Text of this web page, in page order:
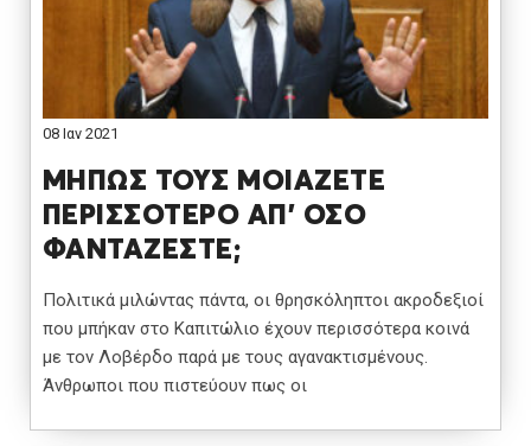
08 Ιαν 2021
ΜΗΠΩΣ ΤΟΥΣ ΜΟΙΑΖΕΤΕ
ΠΕΡΙΣΣΟΤΕΡΟ ΑΠ’ ΟΣΟ
ΦΑΝΤΑΖΕΣΤΕ;
Πολιτικά μιλώντας πάντα, οι θρησκόληπτοι ακροδεξιοί
που μπήκαν στο Καπιτώλιο έχουν περισσότερα κοινά
με τον Λοβέρδο παρά με τους αγανακτισμένους.
Άνθρωποι που πιστεύουν πως οι